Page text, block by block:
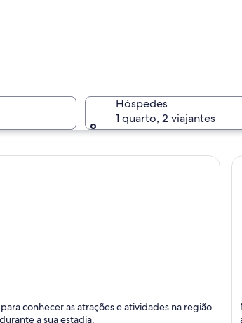
Um pôr
Hóspedes
1 quarto, 2 viajantes
conhecer as atrações e atividades na região
a sua estadia.